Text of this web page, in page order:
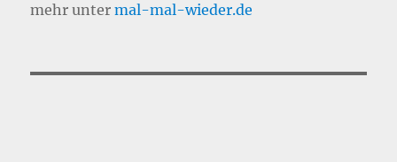
mehr untermal-mal-wieder.de